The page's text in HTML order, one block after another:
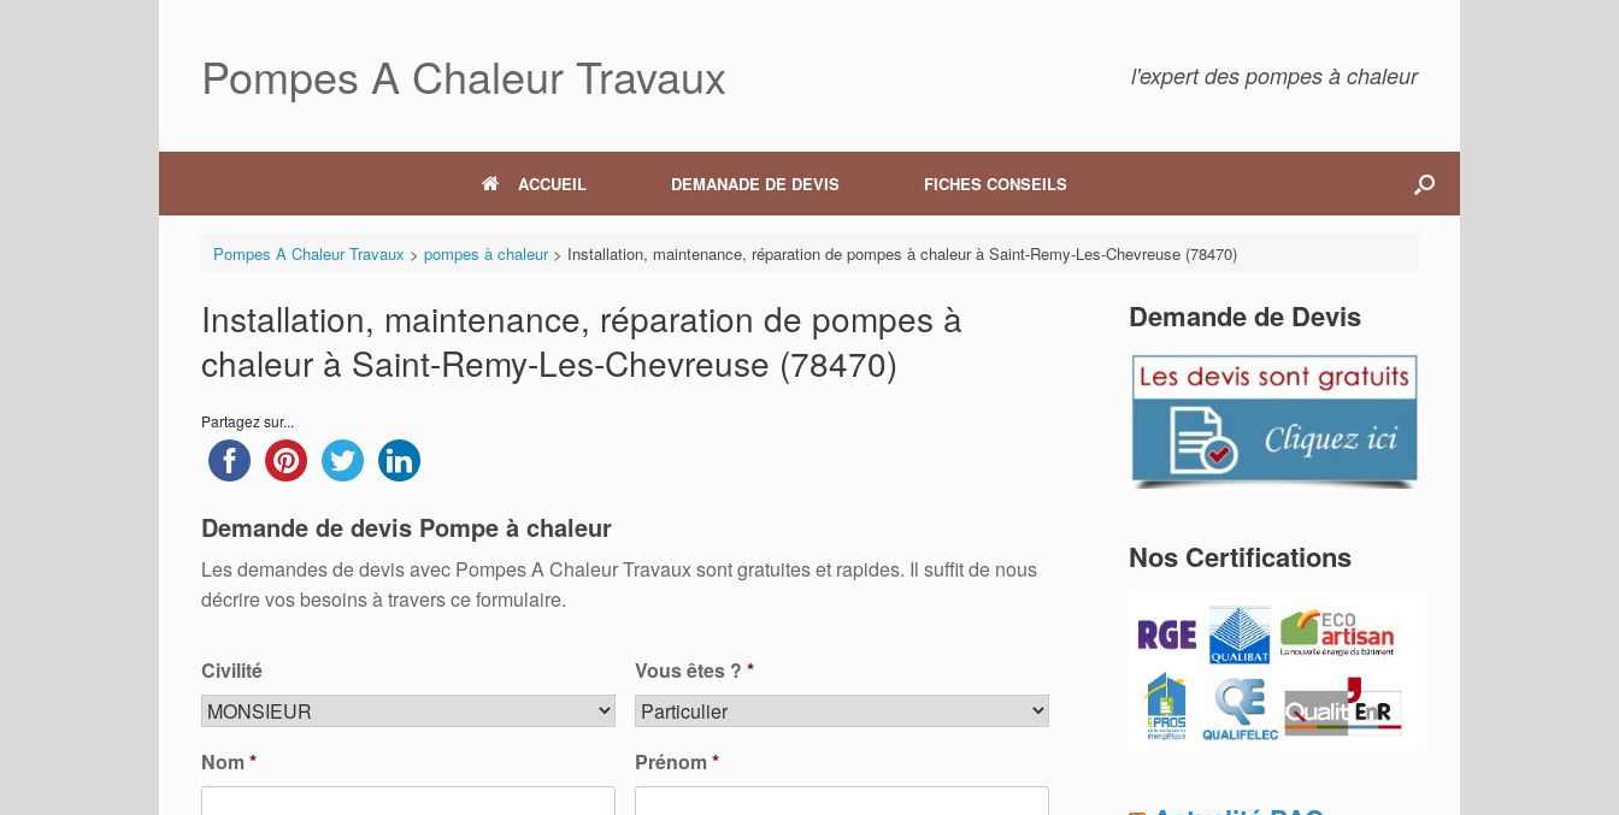
contentPompes A Chaleur Travaux l'expert des pompes à chaleur
ACCUEIL DEMANADE DE DEVIS FICHES CONSEILS
Pompes A Chaleur Travaux > pompes à chaleur> Installation, maintenance, réparation de pompes à chaleur à Saint-Remy-Les-Chevreuse (78470)
Installation, maintenance, réparation de pompes à
chaleur à Saint-Remy-Les-Chevreuse (78470)
Partagez sur...
Demande de devis Pompe à chaleur
Les demandes de devis avec Pompes A Chaleur Travaux sont gratuites et rapides. Il suffit de nous
décrire vos besoins à travers ce formulaire.
Civilité Vous êtes ? *
Nom* Prénom*
Demande de Devis
Nos Certifications